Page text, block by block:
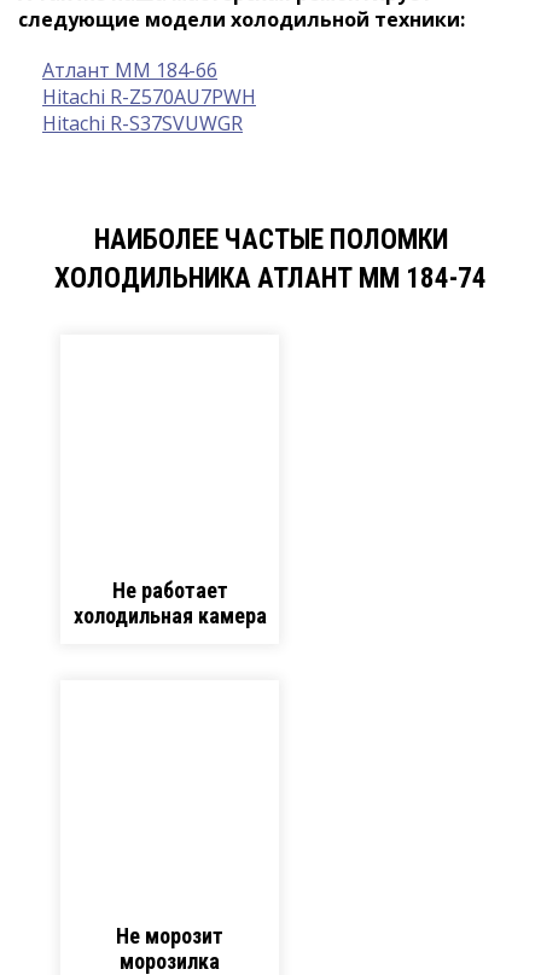
следующие модели холодильной техники:
Атлант ММ 184-66
Hitachi R-Z570AU7PWH
Hitachi R-S37SVUWGR
НАИБОЛЕЕ ЧАСТЫЕ ПОЛОМКИ
ХОЛОДИЛЬНИКА АТЛАНТ ММ 184-74
Не работает
холодильная камера
Не морозит
морозилка